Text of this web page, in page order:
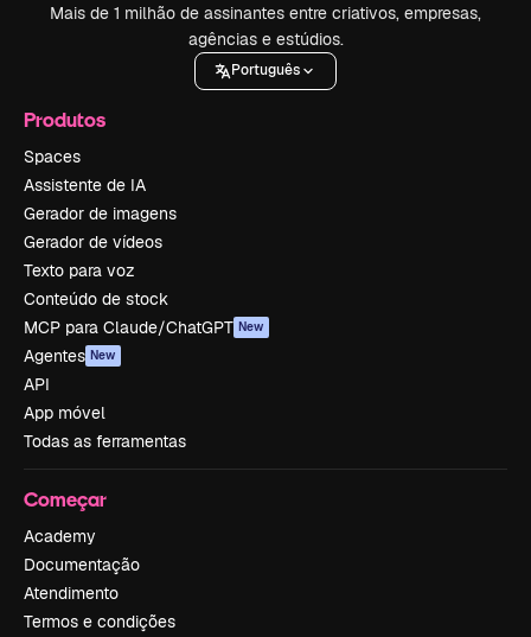
Mais de 1 milhão de assinantes entre criativos, empresas,
agências e estúdios.
Português
Produtos
Spaces
Assistente de IA
Gerador de imagens
Gerador de vídeos
Texto para voz
Conteúdo de stock
MCP para Claude/ChatGPT New
Agentes New
API
App móvel
Todas as ferramentas
Começar
Academy
Documentação
Atendimento
Termos e condições